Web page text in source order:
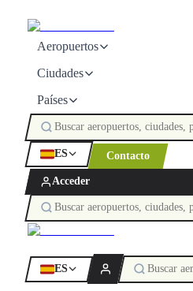
Aeropuertos
Ciudades
Países
ES Contacto
Acceder
ES